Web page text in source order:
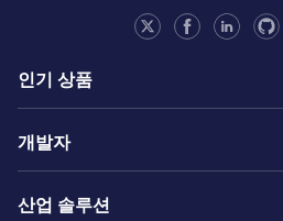
인기 상품
PDF SDK
PDF 생성
New
개발자
선적 서류 비치
산업 솔루션